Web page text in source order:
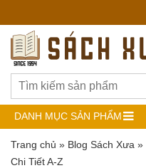
DANH MỤC SẢN PHẨM
Trang chủ » Blog Sách Xưa »
Chi Tiết A-Z